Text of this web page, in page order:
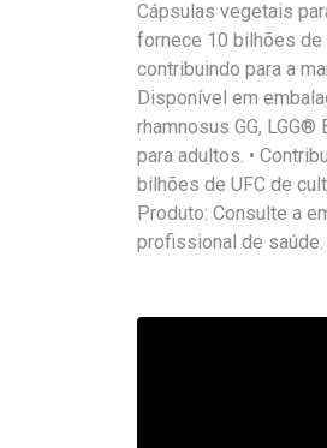
Cápsulas vegetais
fornece 10 bilhões de
contribuindo para a
Disponível em
rhamnosus GG,
para adultos. •
bilhões de UFC de
Produto: Consulte a
profissional de